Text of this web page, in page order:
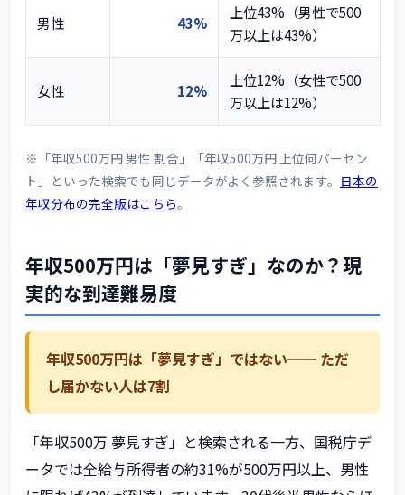
男性 43%
上位43%（男性で500
万以上は43%）
女性 12%
上位12%（女性で500
万以上は12%）
※「年収500万円 男性 割合」「年収500万円 上位何パーセン
ト」といった検索でも同じデータがよく参照されます。 日本の
年収分布の完全版はこちら。
年収500万円は「夢見すぎ」なのか？現
実的な到達難易度
年収500万円は「夢見すぎ」ではない── ただ
し届かない人は7割
「年収500万 夢見すぎ」と検索される一方、国税庁デ
ータでは全給与所得者の約31%が500万円以上、男性